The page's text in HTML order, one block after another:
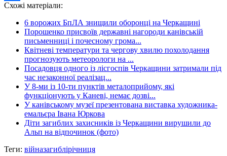
Share
Схожі матеріали:
6 ворожих БпЛА знищили оборонці на Черкащині
Порошенко присвоїв державні нагороди канівській
письменниці і почесному грома...
Квітневі температури та чергову хвилю похолодання
прогнозують метеорологи на ...
Посадовця одного із лісгоспів Черкащини затримали під
час незаконної реалізац...
У 8-ми із 10-ти пунктів металоприйому, які
функціонують у Каневі, немає дозві...
У канівському музеї презентована виставка художника-
емальєра Івана Юркова
Діти загиблих захисників із Черкащини вирушили до
Альп на відпочинок (фото)
Теги: війназагиблірічниця